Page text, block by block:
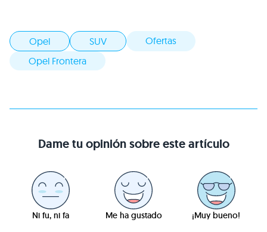
Opel SUV
Ofertas
Opel Frontera
Dame tu opinión sobre este artículo
Ni fu, ni fa Me ha gustado ¡Muy bueno!